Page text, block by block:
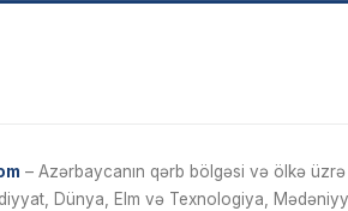
– Azərbaycanın qərb bölgəsi və ölkə üzrə
Dünya, Elm və Texnologiya,